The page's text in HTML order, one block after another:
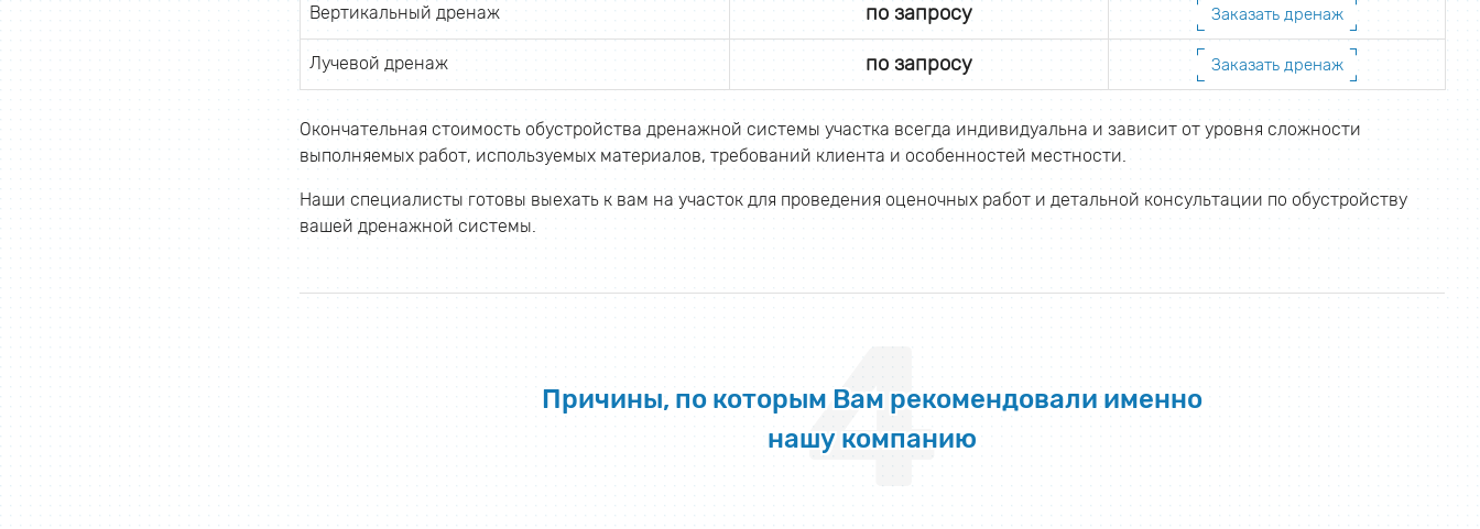
Вертикальный дренаж по запросу Заказать дренаж
Лучевой дренаж по запросу Заказать дренаж
Окончательная стоимость обустройства дренажной системы участка всегда индивидуальна и зависит от уровня сложности
выполняемых работ, используемых материалов, требований клиента и особенностей местности.
Наши специалисты готовы выехать к вам на участок для проведения оценочных работ и детальной консультации по обустройству
вашей дренажной системы.
Причины, по которым Вам рекомендовали именно
нашу компанию
4